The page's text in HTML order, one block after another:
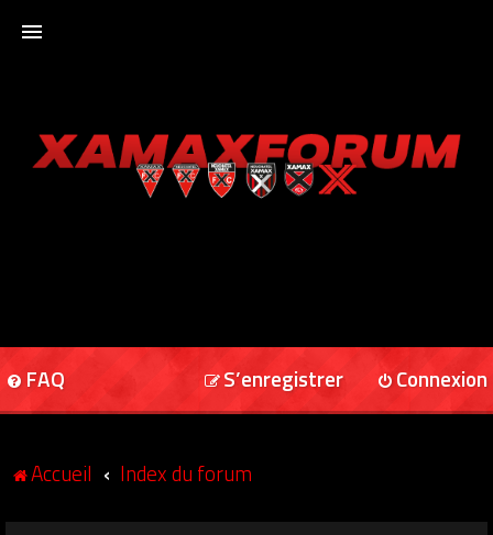
XAMAXFORUM
FAQ Connexion
S’enregistrer
Accueil Index du forum